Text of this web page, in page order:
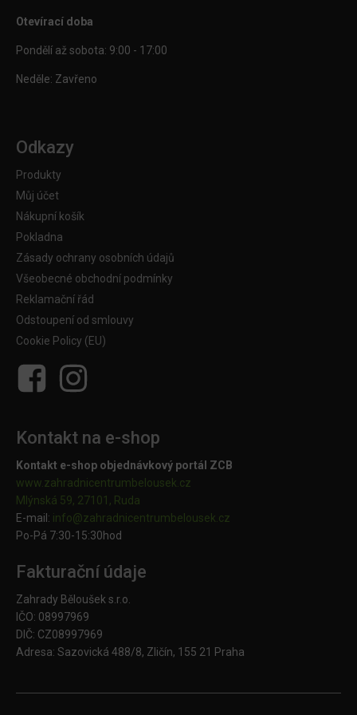
Otevírací doba
Pondělí až sobota: 9:00 - 17:00
Neděle: Zavřeno
Odkazy
Produkty
Můj účet
Nákupní košík
Pokladna
Zásady ochrany osobních údajů
Všeobecné obchodní podmínky
Reklamační řád
Odstoupení od smlouvy
Cookie Policy (EU)
Kontakt na e-shop
Kontakt e-shop objednávkový portál ZCB
www.zahradnicentrumbelousek.cz
Mlýnská 59, 27101, Ruda
E-mail: info@zahradnicentrumbelousek.cz
Po-Pá 7:30-15:30hod
Fakturační údaje
Zahrady Běloušek s.r.o.
IČO: 08997969
DIČ: CZ08997969
Adresa: Sazovická 488/8, Zličín, 155 21 Praha